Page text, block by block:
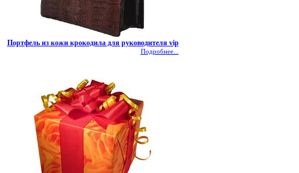
Портфель из кожи крокодила для руководителя vip
Подробнее...